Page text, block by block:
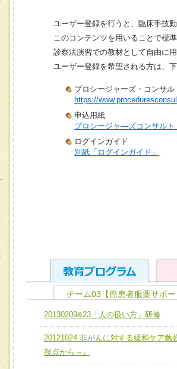
ユーザー登録を行うと、臨床手技
このコンテンツを用いることで標
診察法演習での教材として自由に
ユーザー登録を希望される方は、
プロシージャーズ・コンサ
https://
申込用紙
プロシージャ―ズコンサル
ログインガイド
別紙「ログインガイド」
ユニット１ 医療人としての基礎
全人的医療を実践する医療人と
ける
チーム01【病院内横断的問題解
チーム02【地域医療連携推進に
宅患者等支援チーム】
チーム03【癌患者服薬サポ
20130209&23「人の扱い方」研修
20121024 非がんに対する緩和ケア勉
視点から～』